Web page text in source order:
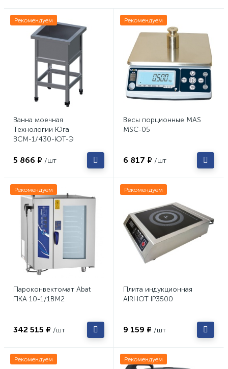
Рекомендуем
Ванна моечная
Технологии Юга
ВСМ-1/430-ЮТ-Э
5 866 ₽ /шт
Рекомендуем
Весы порционные MAS
MSC-05
6 817 ₽ /шт
Рекомендуем
Пароконвектомат Abat
ПКА 10-1/1ВМ2
342 515 ₽ /шт
Рекомендуем
Плита индукционная
AIRHOT IP3500
9 159 ₽ /шт
Рекомендуем Рекомендуем